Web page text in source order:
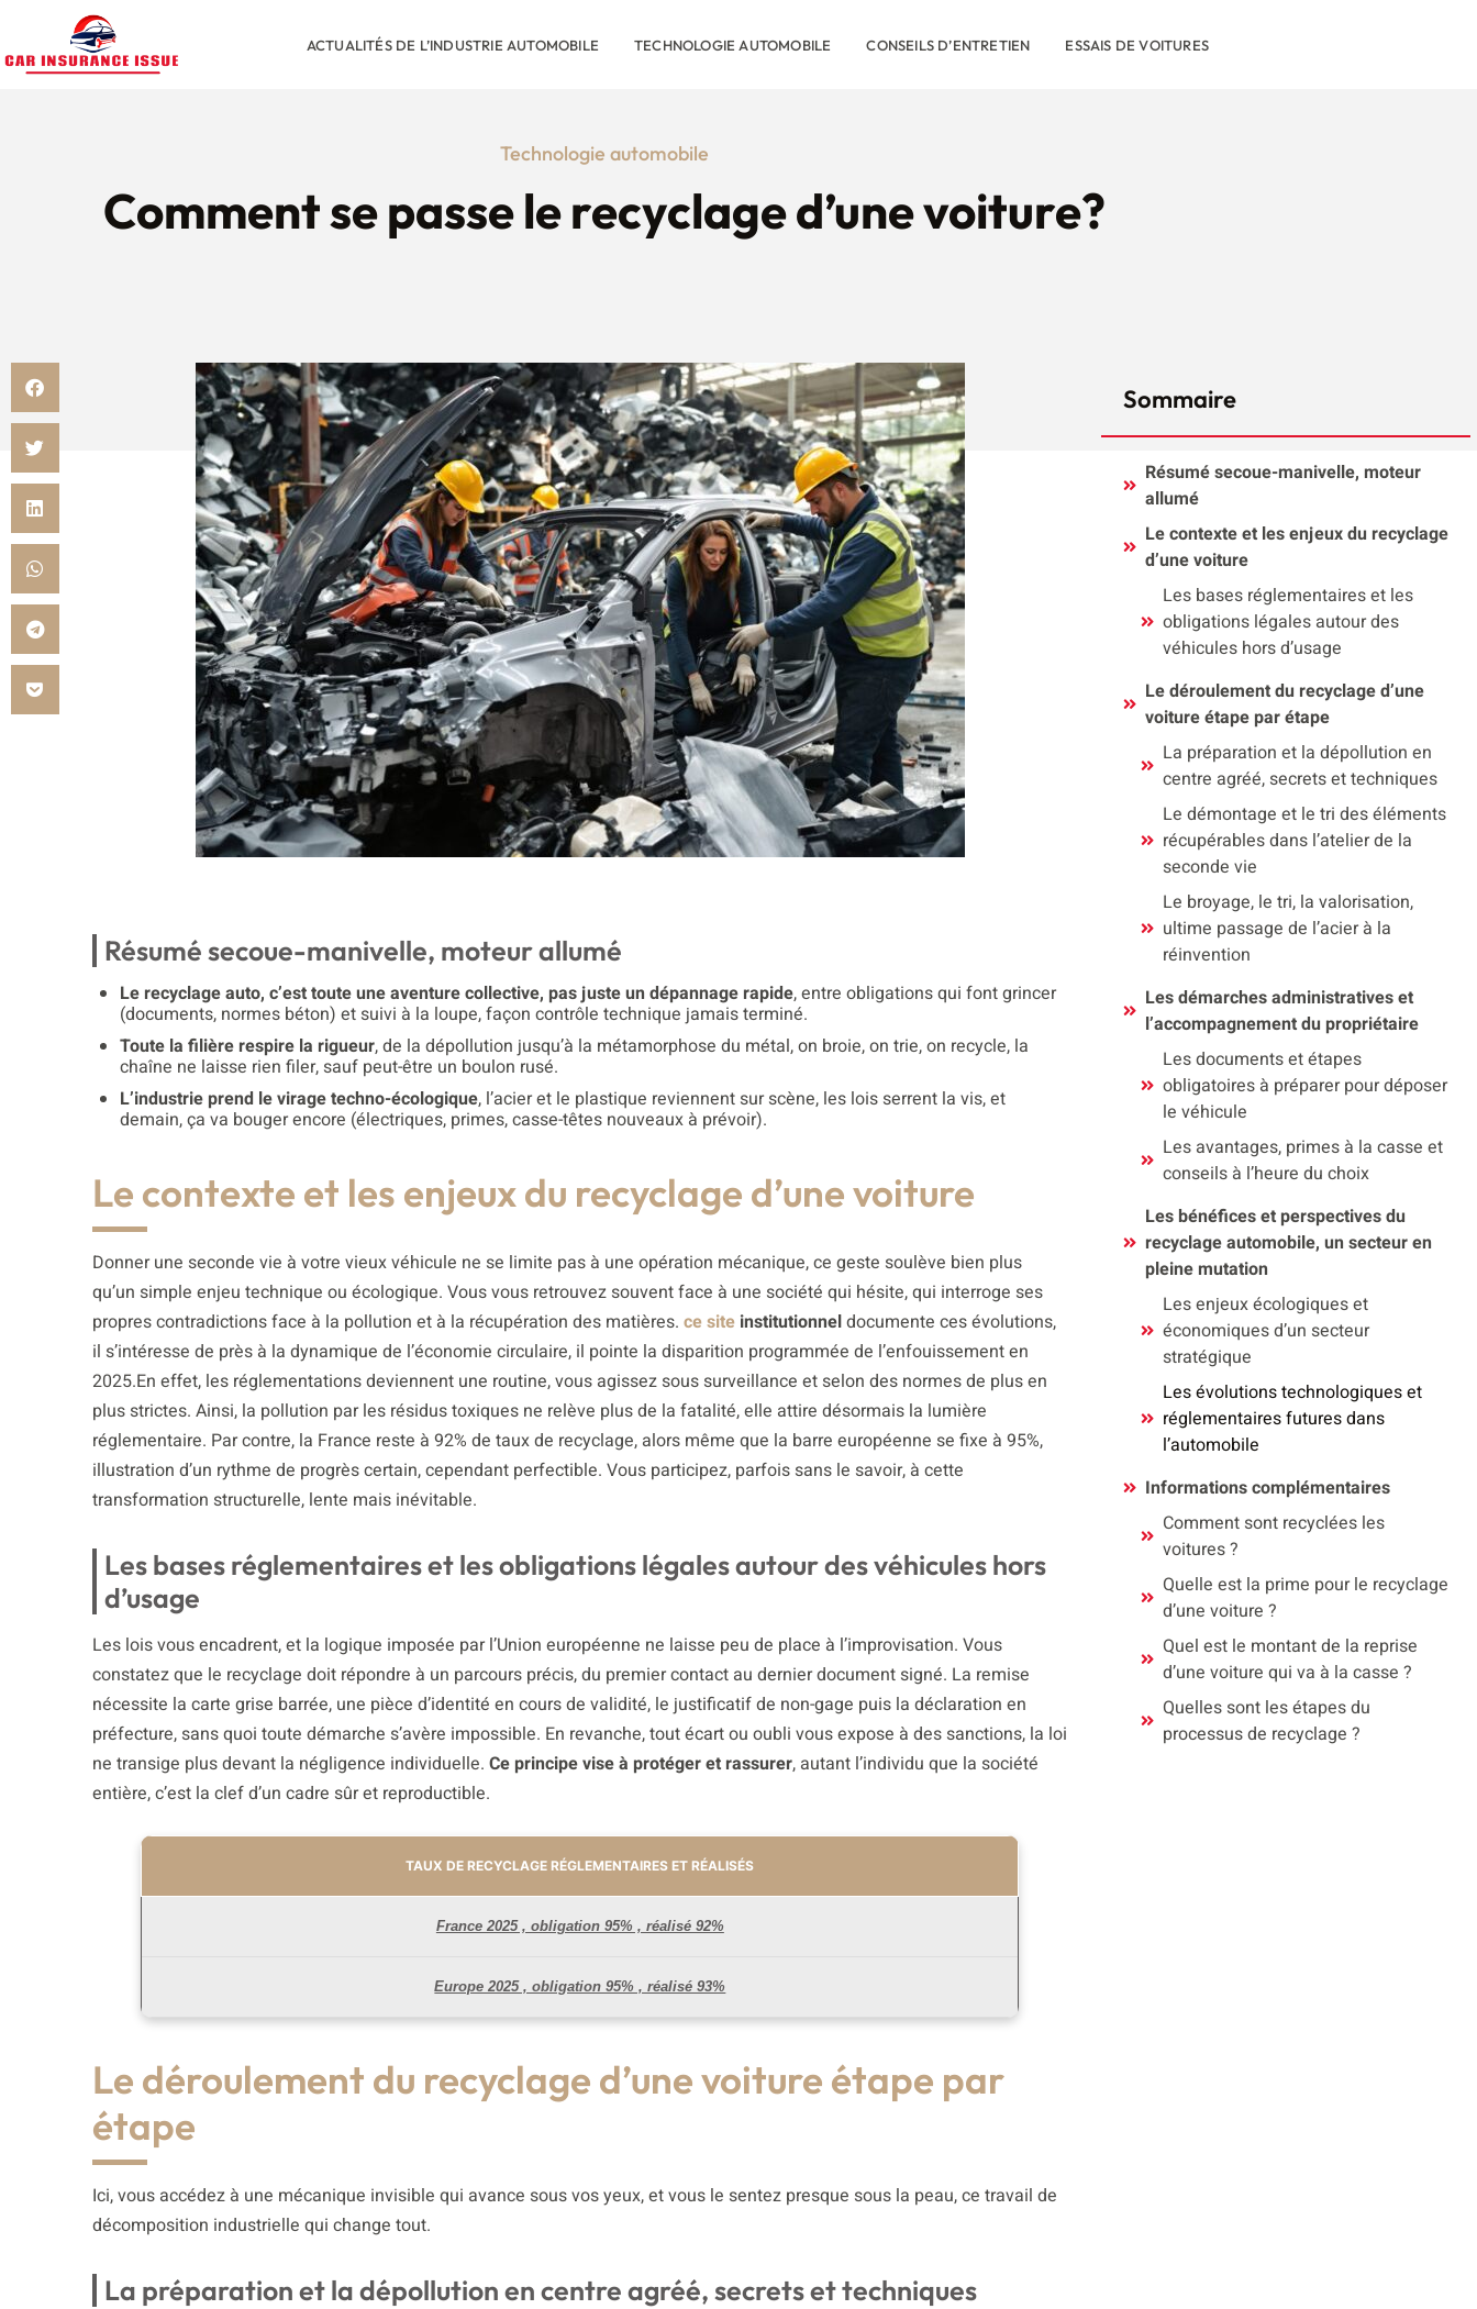
ACTUALITÉS DE L’INDUSTRIE AUTOMOBILE TECHNOLOGIE AUTOMOBILE CONSEILS D’ENTRETIEN ESSAIS DE VOITURES
Technologie automobile
Comment se passe le recyclage d’une voiture?
Résumé secoue-manivelle, moteur allumé
Le recyclage auto, c’est toute une aventure collective, pas juste un dépannage rapide, entre obligations qui font grincer
(documents, normes béton) et suivi à la loupe, façon contrôle technique jamais terminé.
Toute la filière respire la rigueur, de la dépollution jusqu’à la métamorphose du métal, on broie, on trie, on recycle, la
chaîne ne laisse rien filer, sauf peut-être un boulon rusé.
L’industrie prend le virage techno-écologique, l’acier et le plastique reviennent sur scène, les lois serrent la vis, et
demain, ça va bouger encore (électriques, primes, casse-têtes nouveaux à prévoir).
Le contexte et les enjeux du recyclage d’une voiture
Donner une seconde vie à votre vieux véhicule ne se limite pas à une opération mécanique, ce geste soulève bien plus
qu’un simple enjeu technique ou écologique. Vous vous retrouvez souvent face à une société qui hésite, qui interroge ses
propres contradictions face à la pollution et à la récupération des matières. ce siteinstitutionneldocumente ces évolutions,
il s’intéresse de près à la dynamique de l’économie circulaire, il pointe la disparition programmée de l’enfouissement en
2025.En effet, les réglementations deviennent une routine, vous agissez sous surveillance et selon des normes de plus en
plus strictes. Ainsi, la pollution par les résidus toxiques ne relève plus de la fatalité, elle attire désormais la lumière
réglementaire. Par contre, la France reste à 92% de taux de recyclage, alors même que la barre européenne se fixe à 95%,
illustration d’un rythme de progrès certain, cependant perfectible. Vous participez, parfois sans le savoir, à cette
transformation structurelle, lente mais inévitable.
Les bases réglementaires et les obligations légales autour des véhicules hors
d’usage
Les lois vous encadrent, et la logique imposée par l’Union européenne ne laisse peu de place à l’improvisation. Vous
constatez que le recyclage doit répondre à un parcours précis, du premier contact au dernier document signé. La remise
nécessite la carte grise barrée, une pièce d’identité en cours de validité, le justificatif de non-gage puis la déclaration en
préfecture, sans quoi toute démarche s’avère impossible. En revanche, tout écart ou oubli vous expose à des sanctions, la loi
ne transige plus devant la négligence individuelle. Ce principe vise à protéger et rassurer, autant l’individu que la société
entière, c’est la clef d’un cadre sûr et reproductible.
TAUX DE RECYCLAGE RÉGLEMENTAIRES ET RÉALISÉS
France 2025 , obligation 95% , réalisé 92%
Europe 2025 , obligation 95% , réalisé 93%
Le déroulement du recyclage d’une voiture étape par
étape
Ici, vous accédez à une mécanique invisible qui avance sous vos yeux, et vous le sentez presque sous la peau, ce travail de
décomposition industrielle qui change tout.
La préparation et la dépollution en centre agréé, secrets et techniques
Sommaire
Résumé secoue-manivelle, moteur
allumé
Le contexte et les enjeux du recyclage
d’une voiture
Les bases réglementaires et les
obligations légales autour des
véhicules hors d’usage
Le déroulement du recyclage d’une
voiture étape par étape
La préparation et la dépollution en
centre agréé, secrets et techniques
Le démontage et le tri des éléments
récupérables dans l’atelier de la
seconde vie
Le broyage, le tri, la valorisation,
ultime passage de l’acier à la
réinvention
Les démarches administratives et
l’accompagnement du propriétaire
Les documents et étapes
obligatoires à préparer pour déposer
le véhicule
Les avantages, primes à la casse et
conseils à l’heure du choix
Les bénéfices et perspectives du
recyclage automobile, un secteur en
pleine mutation
Les enjeux écologiques et
économiques d’un secteur
stratégique
Les évolutions technologiques et
réglementaires futures dans
l’automobile
Informations complémentaires
Comment sont recyclées les
voitures ?
Quelle est la prime pour le recyclage
d’une voiture ?
Quel est le montant de la reprise
d’une voiture qui va à la casse ?
Quelles sont les étapes du
processus de recyclage ?